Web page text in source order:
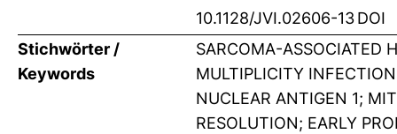
10.1128/JVI.02606-13DOI
Stichwörter /
Keywords
SARCOMA-ASSOCIATED
MULTIPLICITY
NUCLEAR ANTIGEN 1;
RESOLUTION; EARLY